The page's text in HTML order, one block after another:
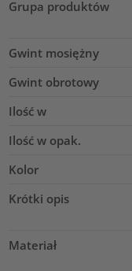
Grupa produktów
Gwint mosiężny
Gwint obrotowy
Ilość w
Ilość w opak.
Kolor
Krótki opis
Materiał